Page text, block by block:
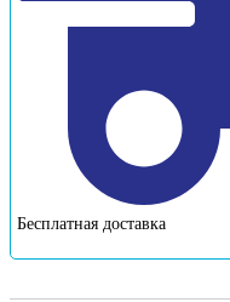
Бесплатная доставка